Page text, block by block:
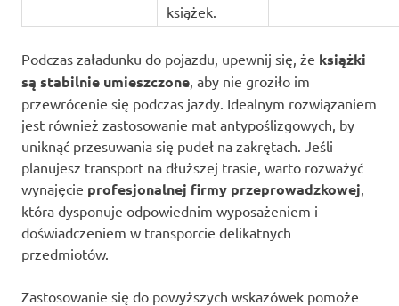
książek.
Podczas załadunku do pojazdu, upewnij się, że książki
są stabilnie umieszczone , aby nie groziło im
przewrócenie się podczas jazdy. Idealnym rozwiązaniem
jest również zastosowanie mat antypoślizgowych, by
uniknąć przesuwania się pudeł na zakrętach. Jeśli
planujesz transport na dłuższej trasie, warto rozważyć
wynajęcie profesjonalnej firmy przeprowadzkowej
która dysponuje odpowiednim wyposażeniem i
doświadczeniem w transporcie delikatnych
przedmiotów.
Zastosowanie się do powyższych wskazówek pomoże